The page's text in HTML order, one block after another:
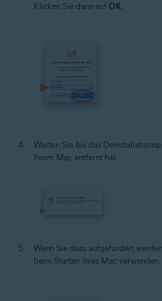
Klicken Sie dann auf OK.
Warten Sie, bis das
Ihrem Mac entfernt hat.
Wenn Sie dazu aufgefordert
beim Starten Ihres Mac